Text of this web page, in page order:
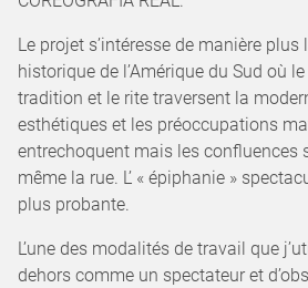
Le projet s’intéresse de manière
historique de l’Amérique du Sud où
tradition et le rite traversent la
esthétiques et les préoccupations
entrechoquent mais les confluences
même la rue. L’ « épiphanie »
plus probante.
L’une des modalités de travail que
dehors comme un spectateur et